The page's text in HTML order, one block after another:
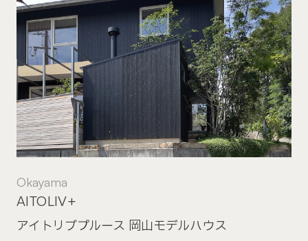
Okayama
アイトリブプルース 岡山モデルハウス
AITOLIV+